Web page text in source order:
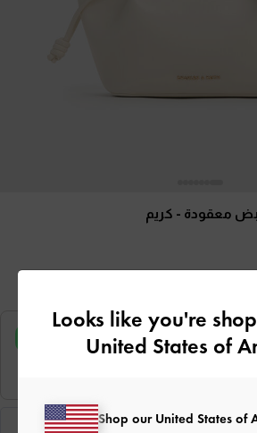
معقودة - كريم
Looks like you're
United States of
Shop our United States of